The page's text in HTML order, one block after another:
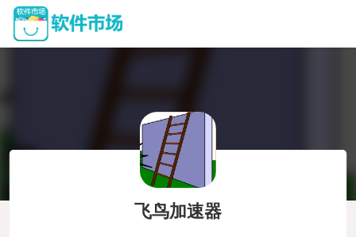
飞鸟加速器